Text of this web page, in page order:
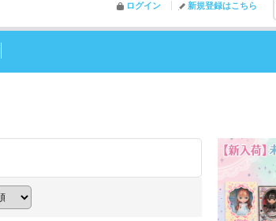
ログイン 新規登録はこちら